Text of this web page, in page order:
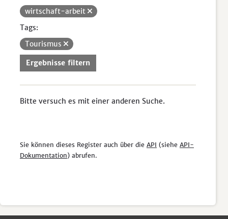
wirtschaft-arbeit
Tags:
Tourismus
Ergebnisse filtern
Bitte versuch es mit einer anderen Suche.
Sie können dieses Register auch über die API (siehe API-
Dokumentation) abrufen.